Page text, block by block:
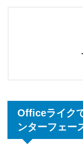
Officeライク
ンターフェー